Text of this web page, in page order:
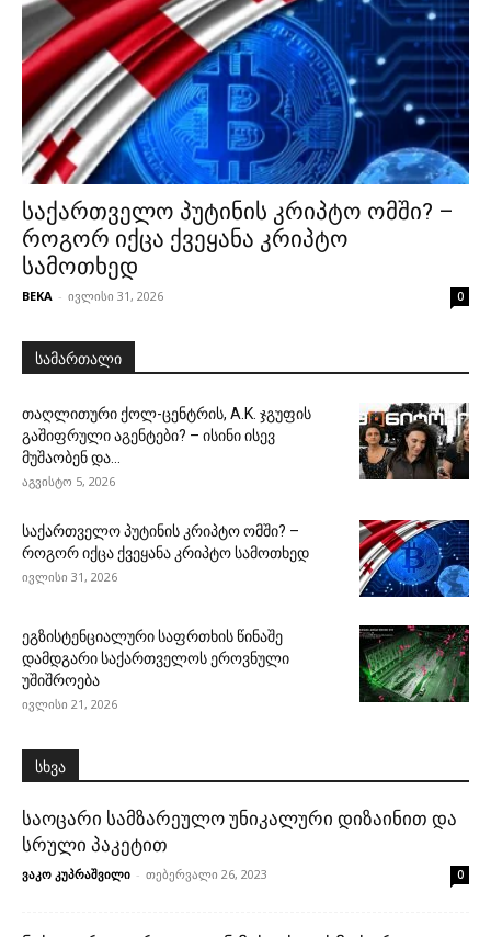
საქართველო პუტინის კრიპტო ომში? –
როგორ იქცა ქვეყანა კრიპტო
სამოთხედ
BEKA - ივლისი 31, 2026 0
სამართალი
თაღლითური ქოლ-ცენტრის, A.K. ჯგუფის
გაშიფრული აგენტები? – ისინი ისევ
მუშაობენ და...
აგვისტო 5, 2026
საქართველო პუტინის კრიპტო ომში? –
როგორ იქცა ქვეყანა კრიპტო სამოთხედ
ივლისი 31, 2026
ეგზისტენციალური საფრთხის წინაშე
დამდგარი საქართველოს ეროვნული
უშიშროება
ივლისი 21, 2026
სხვა
საოცარი სამზარეულო უნიკალური დიზაინით და
სრული პაკეტით
ვაკო კუპრაშვილი - თებერვალი 26, 2023 0